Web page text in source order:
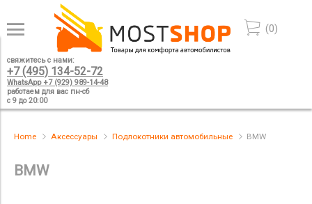
(0)
свяжитесь с нами:
+7 (495) 134-52-72
WhatsApp +7 (929) 989-14-48
работаем для вас пн-сб
с 9 до 20:00
Home Аксессуары Подлокотники автомобильные BMW
BMW